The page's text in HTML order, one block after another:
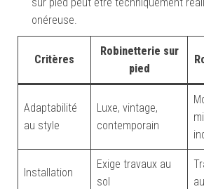
onéreuse.
Critères
Robinetterie sur
pied
Adaptabilité
au style
Luxe, vintage,
contemporain
Installation
Exige travaux au
sol